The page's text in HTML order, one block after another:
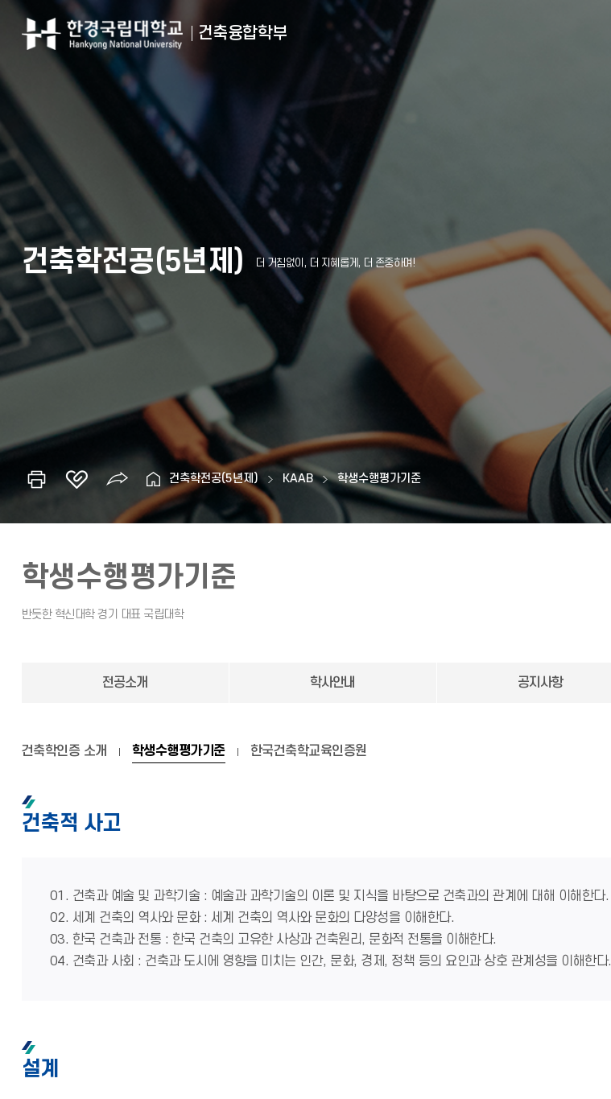
건축융합학부
건축학전공(5년제)
건축학전공(5년제) KAAB 학생수행평가기준
학생수행평가기준
전공소개 학사안내 공지사항
건축학인증 소개 학생수행평가기준 한국건축학교육인증원
건축적 사고
01. 건축과 예술 및 과학기술 : 예술과 과학기술의 이론 및 지식을 바탕으로 건축과의 관계에 대해 이해한다.
02. 세계 건축의 역사와 문화 : 세계 건축의 역사와 문화의 다양성을 이해한다.
03. 한국 건축과 전통 : 한국 건축의 고유한 사상과 건축원리, 문화적 전통을 이해한다.
04. 건축과 사회 : 건축과 도시에 영향을 미치는 인간, 문화, 경제, 정책 등의 요인과 상호 관계성을 이해한다.
설계